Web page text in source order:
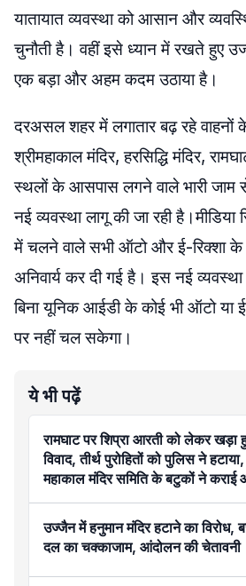
यातायात व्यवस्था को आसान और
चुनौती है। वहीं इसे ध्यान में रखते हुए
एक बड़ा और अहम कदम उठाया है।
दरअसल शहर में लगातार बढ़ रहे
श्रीमहाकाल मंदिर, हरसिद्धि मंदिर,
स्थलों के आसपास लगने वाले भारी जाम
नई व्यवस्था लागू की जा रही है।मीडिया
में चलने वाले सभी ऑटो और ई-रिक्शा के
अनिवार्य कर दी गई है। इस नई
बिना यूनिक आईडी के कोई भी ऑटो या
पर नहीं चल सकेगा।
ये भी पढ़ें
रामघाट पर शिप्रा आरती को लेकर खड़ा
विवाद, तीर्थ पुरोहितों को पुलिस ने हटाया,
महाकाल मंदिर समिति के बटुकों ने कराई
उज्जैन में हनुमान मंदिर हटाने का विरोध,
दल का चक्काजाम, आंदोलन की चेतावनी